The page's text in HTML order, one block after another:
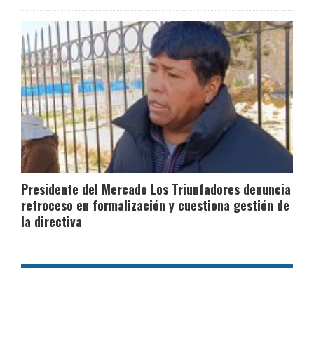
Presidente del Mercado Los Triunfadores denuncia
retroceso en formalización y cuestiona gestión de
la directiva